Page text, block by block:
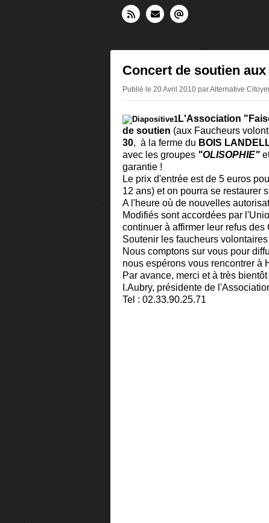
Concert de soutien
Publié le 20 Avril 2010 par Alternative
L'Association
de soutien (aux Faucheurs
30, à la ferme du BOIS
avec les groupes "OLISOPHIE"
garantie !
Le prix d'entrée est de 5 euros
12 ans) et on pourra se restaurer
A l'heure où de nouvelles
Modifiés sont accordées par
continuer à affirmer leur refus
Soutenir les faucheurs
Nous comptons sur vous pour
nous espérons vous rencontrer à
Par avance, merci et à très bientôt
I.Aubry, présidente de
Tel : 02.33.90.25.71